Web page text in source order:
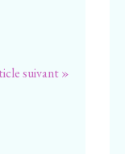
suivant »